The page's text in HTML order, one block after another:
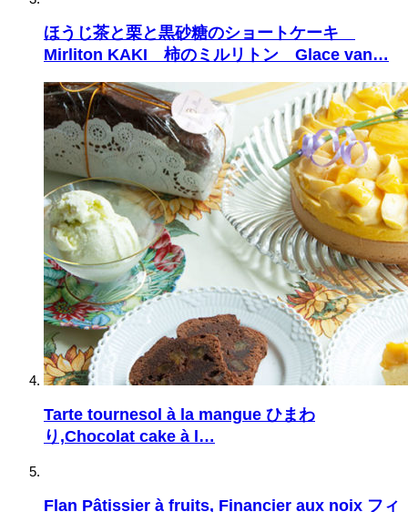
ほうじ茶と栗と黒砂糖のショートケーキ
Mirliton KAKI 柿のミルリトン Glace van…
Tarte tournesol à la mangue ひまわ
り,Chocolat cake à l…
Flan Pâtissier à fruits, Financier aux noix フィ